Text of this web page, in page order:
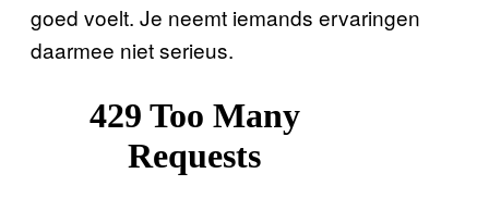
goed voelt. Je neemt iemands ervaringen
daarmee niet serieus.